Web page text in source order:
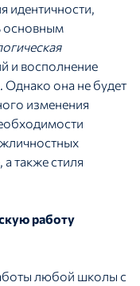
идентичности,
основным
и восполнение
Однако она не будет
изменения
также стиля
работу
любой школы с